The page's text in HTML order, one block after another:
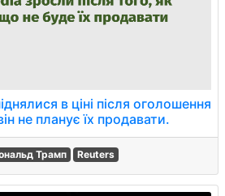
в ціні після оголошення
не планує їх продавати.
Трамп Reuters